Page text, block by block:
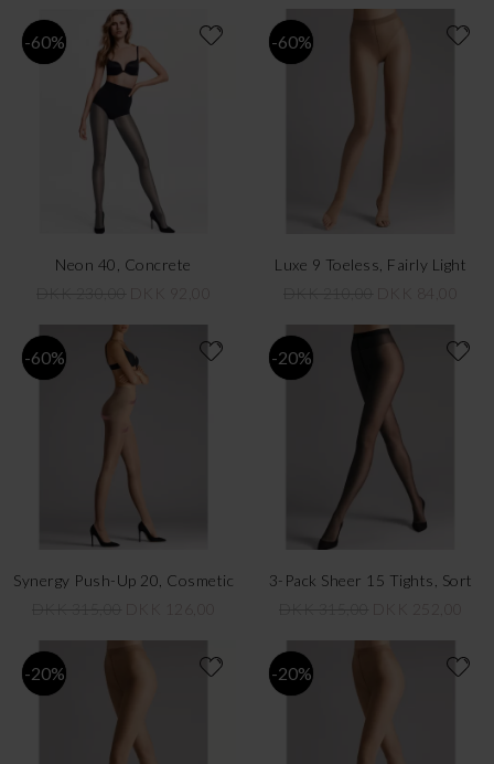
-60%
Neon 40, Concrete
-60%
Luxe 9 Toeless, Fairly Light
-60%
Synergy Push-Up 20, Cosmetic
-20%
3-Pack Sheer 15 Tights, Sort
-20% -20%